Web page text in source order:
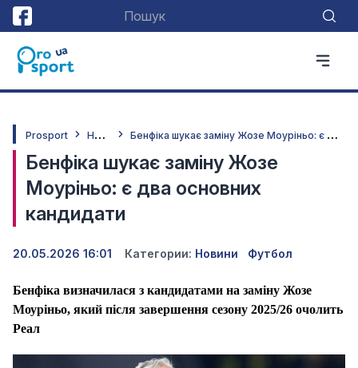
Prosport Н
овини Б
енфіка шукає заміну Жозе Моуріньо: є два основних кандидати
Бенфіка шукає заміну Жозе
Моуріньо: є два основних
кандидати
20.05.2026 16:01 Категории: Новини Футбол
Бенфіка визначилася з кандидатами на заміну Жозе
Моуріньо, який після завершення сезону 2025/26 очолить
Реал